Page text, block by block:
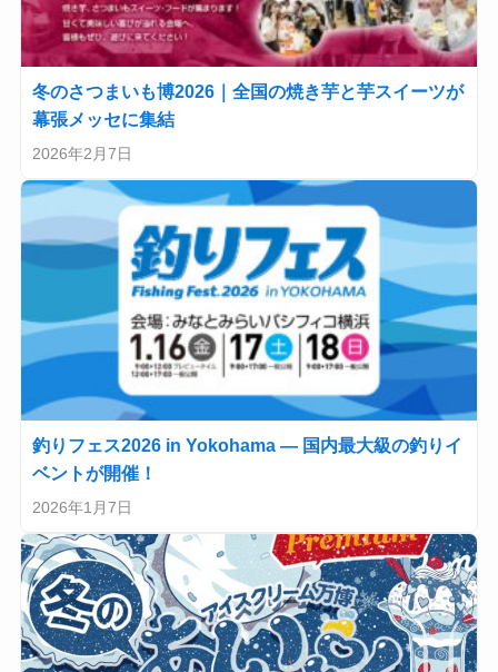
冬のさつまいも博2026｜全国の焼き芋と芋スイーツが
幕張メッセに集結
2026年2月7日
釣りフェス2026 in Yokohama — 国内最大級の釣りイ
ベントが開催！
2026年1月7日